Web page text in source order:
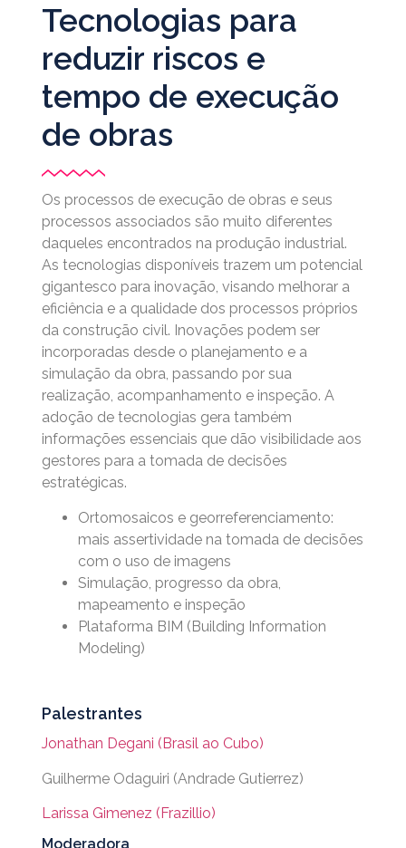
Tecnologias para
reduzir riscos e
tempo de execução
de obras
Os processos de execução de obras e seus
processos associados são muito diferentes
daqueles encontrados na produção industrial.
As tecnologias disponíveis trazem um potencial
gigantesco para inovação, visando melhorar a
eficiência e a qualidade dos processos próprios
da construção civil. Inovações podem ser
incorporadas desde o planejamento e a
simulação da obra, passando por sua
realização, acompanhamento e inspeção. A
adoção de tecnologias gera também
informações essenciais que dão visibilidade aos
gestores para a tomada de decisões
estratégicas.
Ortomosaicos e georreferenciamento:
mais assertividade na tomada de decisões
com o uso de imagens
Simulação, progresso da obra,
mapeamento e inspeção
Plataforma BIM (Building Information
Modeling)
Palestrantes
Jonathan Degani (Brasil ao Cubo)
Guilherme Odaguiri (Andrade Gutierrez)
Larissa Gimenez (Frazillio)
Moderadora